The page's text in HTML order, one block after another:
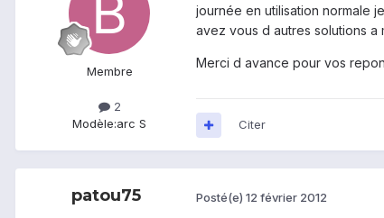
Membre
2
Modèle:arc S
journée en utilisation normale
avez vous d autres solutions a
Merci d avance pour vos
Citer
patou75 Posté(e) 12 février 2012